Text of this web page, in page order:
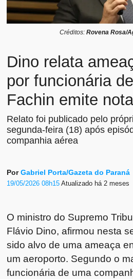
Créditos: Rovena Rosa/
Dino relata
por funcionária
Fachin emite
Relato foi publicado pelo
segunda-feira (18) após
companhia aérea
PorGabriel Porta/Gazeta do Paraná
19/05/2026 08h15Atualizado há 2 meses
O ministro do Supremo
Flávio Dino, afirmou nesta
sido alvo de uma ameaça
um aeroporto. Segundo o
funcionária de uma